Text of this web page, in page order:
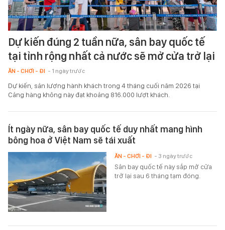
Dự kiến đúng 2 tuần nữa, sân bay quốc tế
tại tỉnh rộng nhất cả nước sẽ mở cửa trở lại
ĂN - CHƠI - ĐI - 1 ngày trước
Dự kiến, sản lượng hành khách trong 4 tháng cuối năm 2026 tại
Cảng hàng không này đạt khoảng 816.000 lượt khách.
Ít ngày nữa, sân bay quốc tế duy nhất mang hình
bông hoa ở Việt Nam sẽ tái xuất
Sân bay quốc tế này sắp mở cửa
trở lại sau 6 tháng tạm đóng.
ĂN - CHƠI - ĐI - 3 ngày trước